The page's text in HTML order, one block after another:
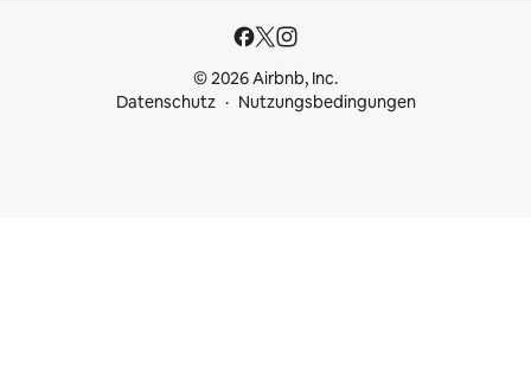
© 2026 Airbnb, Inc.
Datenschutz
Nutzungsbedingungen